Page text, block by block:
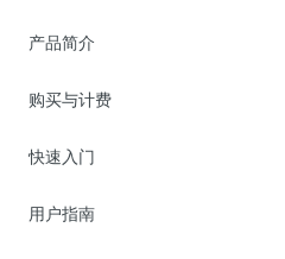
产品简介
购买与计费
快速入门
用户指南
在线迁移服务
视频云服务
云直播(KLS)